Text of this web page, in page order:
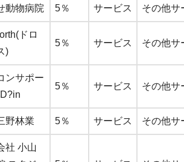
動物病院 5％ サービス その他サ
ドロ
)
5％ サービス その他サ
ンサポー
5％ サービス その他サ
野林業 5％ サービス その他サ
社 小山